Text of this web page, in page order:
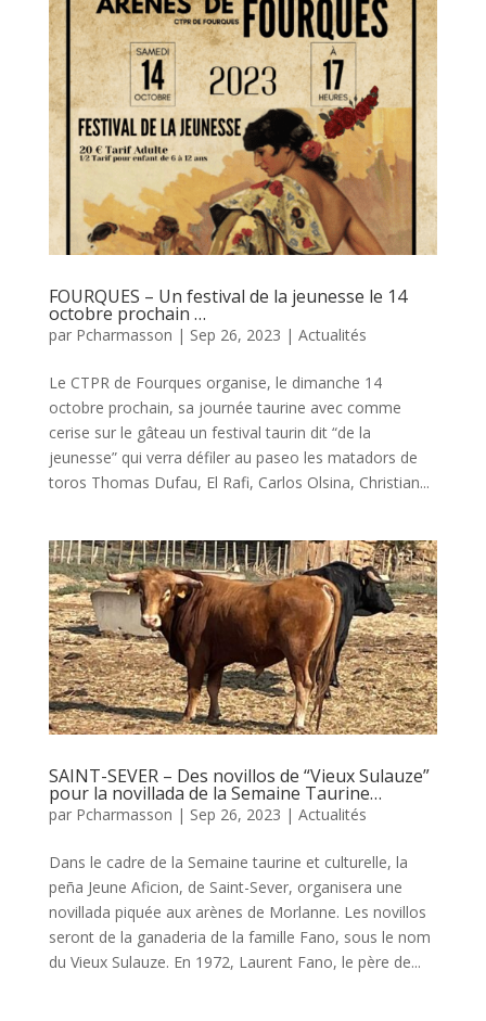
FOURQUES – Un festival de la jeunesse le 14
octobre prochain …
par Pcharmasson | Sep 26, 2023 | Actualités
Le CTPR de Fourques organise, le dimanche 14
octobre prochain, sa journée taurine avec comme
cerise sur le gâteau un festival taurin dit “de la
jeunesse” qui verra défiler au paseo les matadors de
toros Thomas Dufau, El Rafi, Carlos Olsina, Christian...
SAINT-SEVER – Des novillos de “Vieux Sulauze”
pour la novillada de la Semaine Taurine…
par Pcharmasson | Sep 26, 2023 | Actualités
Dans le cadre de la Semaine taurine et culturelle, la
peña Jeune Aficion, de Saint-Sever, organisera une
novillada piquée aux arènes de Morlanne. Les novillos
seront de la ganaderia de la famille Fano, sous le nom
du Vieux Sulauze. En 1972, Laurent Fano, le père de...